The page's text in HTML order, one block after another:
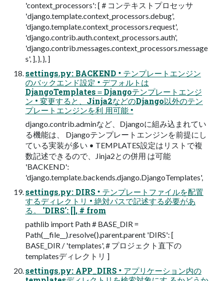
'context_processors': [ # コンテキストプロセッサ
'django.template.context_processors.debug',
'django.template.context_processors.request',
'django.contrib.auth.context_processors.auth',
'django.contrib.messages.context_processors.message
s', ], }, }, ]
settings.py: BACKEND • テンプレートエンジン
のバックエンド設定 • デフォルトは
DjangoTemplates＝Djangoテンプレートエンジ
ン • 変更すると、Jinja2などのDjango以外のテン
プレートエンジンを利 用可能 •
django.contrib.adminなど、Djangoに組み込まれてい
る機能は、 Djangoテンプレートエンジンを前提にし
ている実装が多い • TEMPLATES設定はリストで複
数記述できるので、Jinja2との併用 は可能
'BACKEND':
'django.template.backends.django.DjangoTemplates',
settings.py: DIRS • テンプレートファイルを配置
するディレクトリ • 絶対パスで記述する必要があ
る。 'DIRS': [], # from
pathlib import Path # BASE_DIR =
Path(__file__).resolve().parent.parent 'DIRS': [
BASE_DIR / 'templates', # プロジェクト直下の
templatesディレクトリ ]
settings.py: APP_DIRS • アプリケーション内の